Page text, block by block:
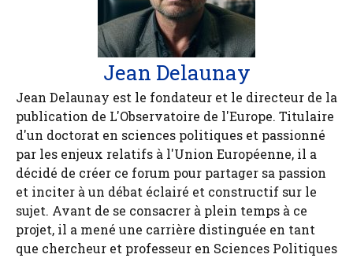
Jean Delaunay
Jean Delaunay est le fondateur et le directeur de la
publication de L'Observatoire de l'Europe. Titulaire
d'un doctorat en sciences politiques et passionné
par les enjeux relatifs à l'Union Européenne, il a
décidé de créer ce forum pour partager sa passion
et inciter à un débat éclairé et constructif sur le
sujet. Avant de se consacrer à plein temps à ce
projet, il a mené une carrière distinguée en tant
que chercheur et professeur en Sciences Politiques